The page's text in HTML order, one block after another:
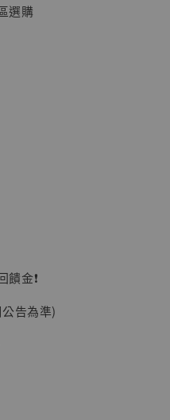
蒐藏雕像 布魯克達
加購優惠【讓子彈飛 鵝城縣長 張麻子 [BK01]】
選購
金❗️
告為準)